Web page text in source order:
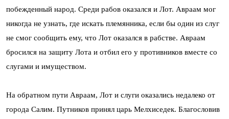
побежденный народ. Среди рабов оказался и Лот. Авраам мог
никогда не узнать, где искать племянника, если бы один из слуг
не смог сообщить ему, что Лот оказался в рабстве. Авраам
бросился на защиту Лота и отбил его у противников вместе со
слугами и имуществом.
На обратном пути Авраам, Лот и слуги оказались недалеко от
города Салим. Путников принял царь Мелхиседек. Благословив